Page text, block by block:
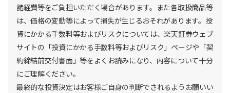
諸経費等をご負担いただく場合があります。また各取扱商品等
は、価格の変動等によって損失が生じるおそれがあります。投
資にかかる手数料等およびリスクについては、楽天証券ウェブ
サイトの「投資にかかる手数料等およびリスク」ページや「契
約締結前交付書面」等をよくお読みになり、内容について十分
にご理解ください。
最終的な投資決定はお客様ご自身の判断でされるようお願いい